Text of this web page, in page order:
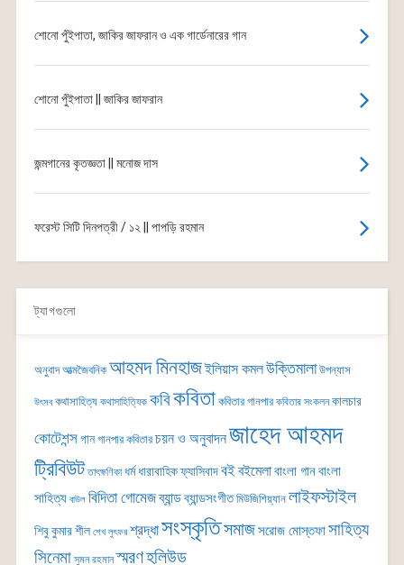
শোনো পুঁইপাতা, জাকির জাফরান ও এক গার্ডেনারের গান
শোনো পুঁইপাতা || জাকির জাফরান
জন্মগানের কৃতজ্ঞতা || মনোজ দাস
ফরেস্ট সিটি দিনপত্রী / ১২ || পাপড়ি রহমান
ট্যাগগুলো
অনুবাদ আত্মজৈবনিক আহমদ মিনহাজইলিয়াস কমলউক্তিমালা উপন্যাস
উৎসব কথাসাহিত্য কথাসাহিত্যিক কবিকবিতা কবিতার গানপার কবিতার সংকলন কালচার
কোটেশন্সগান গানপার কবিতার চয়ন ও অনুবাদনজাহেদ আহমদ
ট্রিবিউট তাৎক্ষণিকা ধর্ম ধারাবাহিকফ্যাসিবাদবইবইমেলাবাংলা গানবাংলা
সাহিত্য বাউল বিদিতা গোমেজব্যান্ডব্যান্ডসংগীত মিউজিশিয়্যান লাইফস্টাইল
শিবু কুমার শীল শেখ লুৎফর শ্রদ্ধাসংস্কৃতিসমাজসরোজ মোস্তফাসাহিত্য
সিনেমা সুমন রহমান স্মরণহলিউড